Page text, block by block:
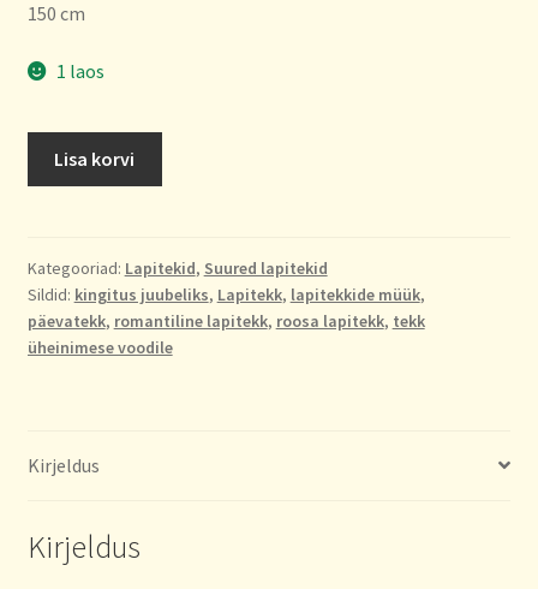
150 cm
1 laos
Lisa korvi
Kategooriad: Lapitekid, Suured lapitekid
Sildid: kingitus juubeliks, Lapitekk, lapitekkide müük,
päevatekk, romantiline lapitekk, roosa lapitekk, tekk
üheinimese voodile
Kirjeldus
Kirjeldus